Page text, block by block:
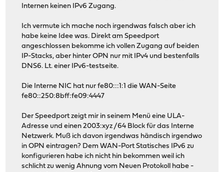
Internen keinen IPv6 Zugang.
Ich vermute ich mache noch irgendwas falsch aber ich
habe keine Idee was. Direkt am Speedport
angeschlossen bekomme ich vollen Zugang auf beiden
IP-Stacks, aber hinter OPN nur mit IPv4 und bestenfalls
DNS6. Lt. einer IPv6-testseite.
Die Interne NIC hat nur fe80:::1:1 die WAN-Seite
fe80::250:8bff:fe09:4447
Der Speedport zeigt mir in seinem Menü eine ULA-
Adresse und einen 2003:xyz /64 Block für das Interne
Netzwerk. Muß ich davon irgendwas händisch irgendwo
in OPN eintragen? Dem WAN-Port Statisches IPv6 zu
konfigurieren habe ich nicht hin bekommen weil ich
schlicht zu wenig Ahnung vom Neuen Protokoll habe -